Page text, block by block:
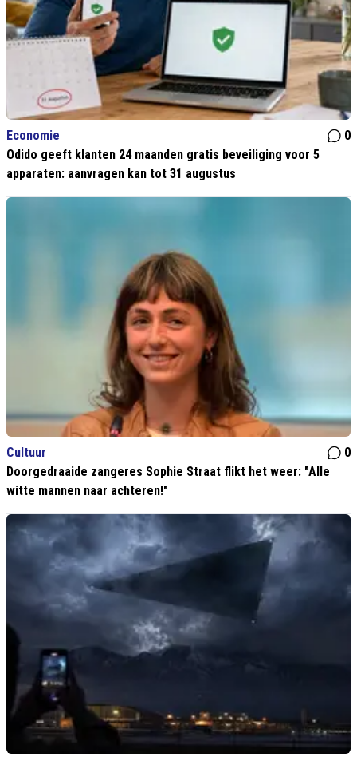
Economie
0
Odido geeft klanten 24 maanden gratis beveiliging voor 5
apparaten: aanvragen kan tot 31 augustus
Cultuur
0
Doorgedraaide zangeres Sophie Straat flikt het weer: "Alle
witte mannen naar achteren!"